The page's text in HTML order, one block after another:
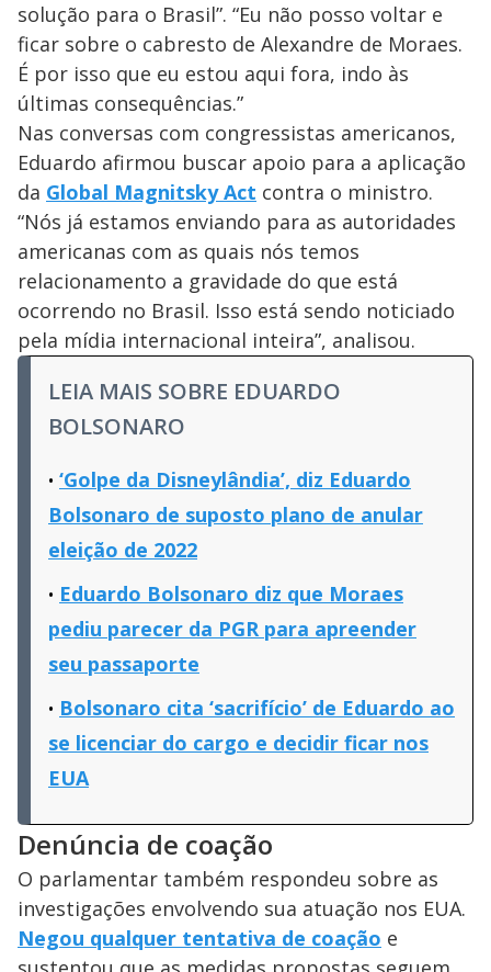
solução para o Brasil”. “Eu não posso voltar e
ficar sobre o cabresto de Alexandre de Moraes.
É por isso que eu estou aqui fora, indo às
últimas consequências.”
Nas conversas com congressistas americanos,
Eduardo afirmou buscar apoio para a aplicação
da Global Magnitsky Act contra o ministro.
“Nós já estamos enviando para as autoridades
americanas com as quais nós temos
relacionamento a gravidade do que está
ocorrendo no Brasil. Isso está sendo noticiado
pela mídia internacional inteira”, analisou.
LEIA MAIS SOBRE EDUARDO
BOLSONARO
‘Golpe da Disneylândia’, diz Eduardo
Bolsonaro de suposto plano de anular
eleição de 2022
Eduardo Bolsonaro diz que Moraes
pediu parecer da PGR para apreender
seu passaporte
Bolsonaro cita ‘sacrifício’ de Eduardo ao
se licenciar do cargo e decidir ficar nos
EUA
Denúncia de coação
O parlamentar também respondeu sobre as
investigações envolvendo sua atuação nos EUA.
Negou qualquer tentativa de coação e